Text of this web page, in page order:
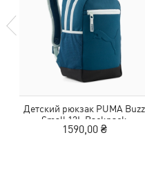
Детский рюкзак PUMA Buzz
Small 13L Backpack
1590,00 ₴